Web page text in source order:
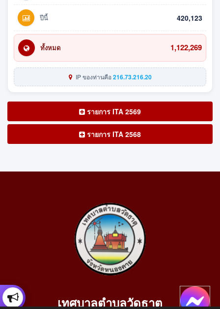
ปีนี้ 420,123
ทั้งหมด 1,122,269
IP ของท่านคือ216.73.216.20
รายการ ITA 2569
รายการ ITA 2568
เทศบาลตำบลวัดธาตุ